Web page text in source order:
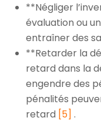
**Négliger
évaluation ou
entraîner des
**Retarder la
retard dans la
engendre des
pénalités
retard [5] .